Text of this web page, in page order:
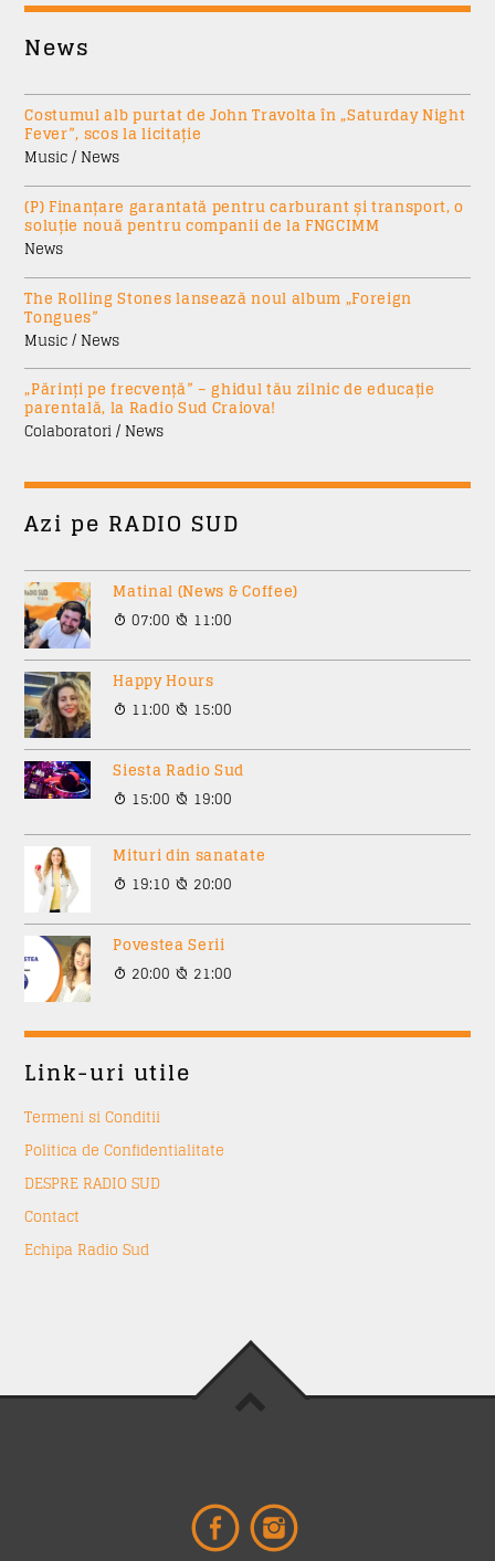
News
Costumul alb purtat de John Travolta în „Saturday Night
Fever”, scos la licitație
Music / News
(P) Finanțare garantată pentru carburant și transport, o
soluție nouă pentru companii de la FNGCIMM
News
The Rolling Stones lansează noul album „Foreign
Tongues”
Music / News
„Părinți pe frecvență” – ghidul tău zilnic de educație
parentală, la Radio Sud Craiova!
Colaboratori / News
Azi pe RADIO SUD
Matinal (News & Coffee)
07:00 11:00
Happy Hours
11:00 15:00
Siesta Radio Sud
15:00 19:00
Mituri din sanatate
19:10 20:00
Povestea Serii
20:00 21:00
Link-uri utile
Termeni si Conditii
Politica de Confidentialitate
DESPRE RADIO SUD
Contact
Echipa Radio Sud